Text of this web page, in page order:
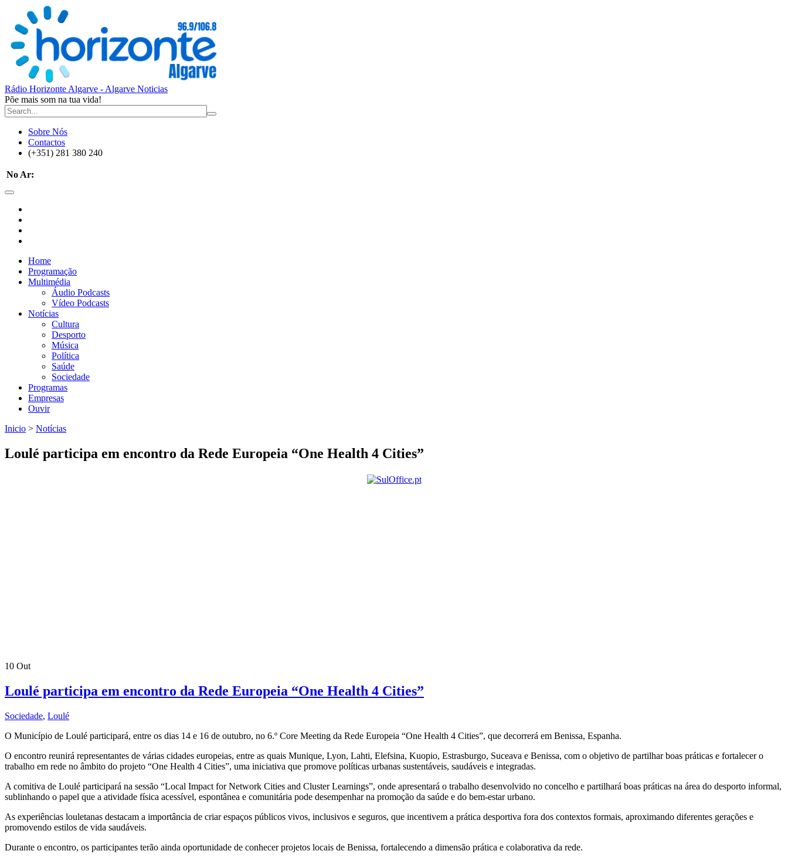
Rádio Horizonte Algarve - Algarve Noticias
Põe mais som na tua vida!
Sobre Nós
Contactos
(+351) 281 380 240
No Ar:
Home
Programação
Multimédia
Áudio Podcasts
Vídeo Podcasts
Notícias
Cultura
Desporto
Música
Política
Saúde
Sociedade
Programas
Empresas
Ouvir
Inicio > Notícias
Loulé participa em encontro da Rede Europeia “One Health 4 Cities”
10 Out
Loulé participa em encontro da Rede Europeia “One Health 4 Cities”
Sociedade, Loulé
O Município de Loulé participará, entre os dias 14 e 16 de outubro, no 6.º Core Meeting da Rede Europeia “One Health 4 Cities”, que decorrerá em Benissa, Espanha.
O encontro reunirá representantes de várias cidades europeias, entre as quais Munique, Lyon, Lahti, Elefsina, Kuopio, Estrasburgo, Suceava e Benissa, com o objetivo de partilhar boas práticas e fortalecer o
trabalho em rede no âmbito do projeto “One Health 4 Cities”, uma iniciativa que promove políticas urbanas sustentáveis, saudáveis e integradas.
A comitiva de Loulé participará na sessão “Local Impact for Network Cities and Cluster Learnings”, onde apresentará o trabalho desenvolvido no concelho e partilhará boas práticas na área do desporto informal,
sublinhando o papel que a atividade física acessível, espontânea e comunitária pode desempenhar na promoção da saúde e do bem-estar urbano.
As experiências louletanas destacam a importância de criar espaços públicos vivos, inclusivos e seguros, que incentivem a prática desportiva fora dos contextos formais, aproximando diferentes gerações e
promovendo estilos de vida saudáveis.
Durante o encontro, os participantes terão ainda oportunidade de conhecer projetos locais de Benissa, fortalecendo a dimensão prática e colaborativa da rede.